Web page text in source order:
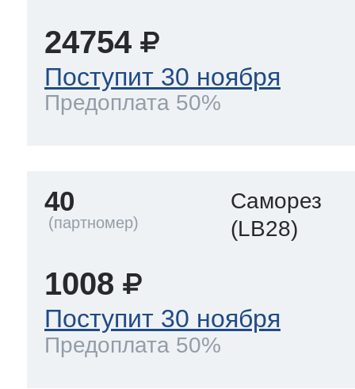
24754
Поступит 30 ноября
Предоплата 50%
40
Саморез
(LB28)
1008
Поступит 30 ноября
Предоплата 50%